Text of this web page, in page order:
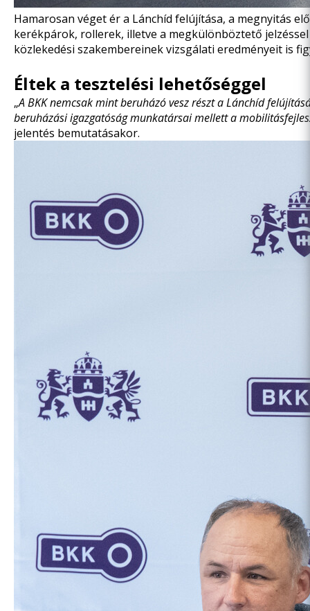
Hamarosan véget ér a Lánchíd felújítása, a megnyitás
kerékpárok, rollerek, illetve a megkülönböztető
közlekedési szakembereinek vizsgálati eredményeit is
Éltek a tesztelési lehetőséggel
„A BKK nemcsak mint beruházó vesz részt a Lánchíd
beruházási igazgatóság munkatársai mellett a
jelentés bemutatásakor.